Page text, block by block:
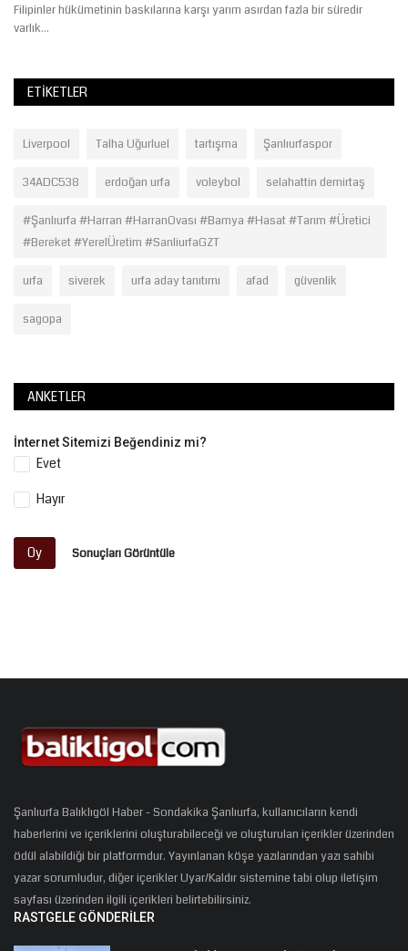
Filipinler hükümetinin baskılarına karşı yarım asırdan fazla bir süredir
varlık...
ETIKETLER
Liverpool Talha Uğurluel tartışma Şanlıurfaspor
34ADC538 erdoğan urfa voleybol selahattin demirtaş
#Şanlıurfa #Harran #HarranOvası #Bamya #Hasat #Tarım #Üretici
#Bereket #YerelÜretim #SanliurfaGZT
urfa siverek urfa aday tanıtımı afad güvenlik
sagopa
ANKETLER
İnternet Sitemizi Beğendiniz mi?
Evet
Hayır
Oy Sonuçları Görüntüle
Şanlıurfa Balıklıgöl Haber - Sondakika Şanlıurfa, kullanıcıların kendi
haberlerini ve içeriklerini oluşturabileceği ve oluşturulan içerikler üzerinden
ödül alabildiği bir platformdur. Yayınlanan köşe yazılarından yazı sahibi
yazar sorumludur, diğer içerikler Uyar/Kaldır sistemine tabi olup iletişim
sayfası üzerinden ilgili içerikleri belirtebilirsiniz.
RASTGELE GÖNDERILER